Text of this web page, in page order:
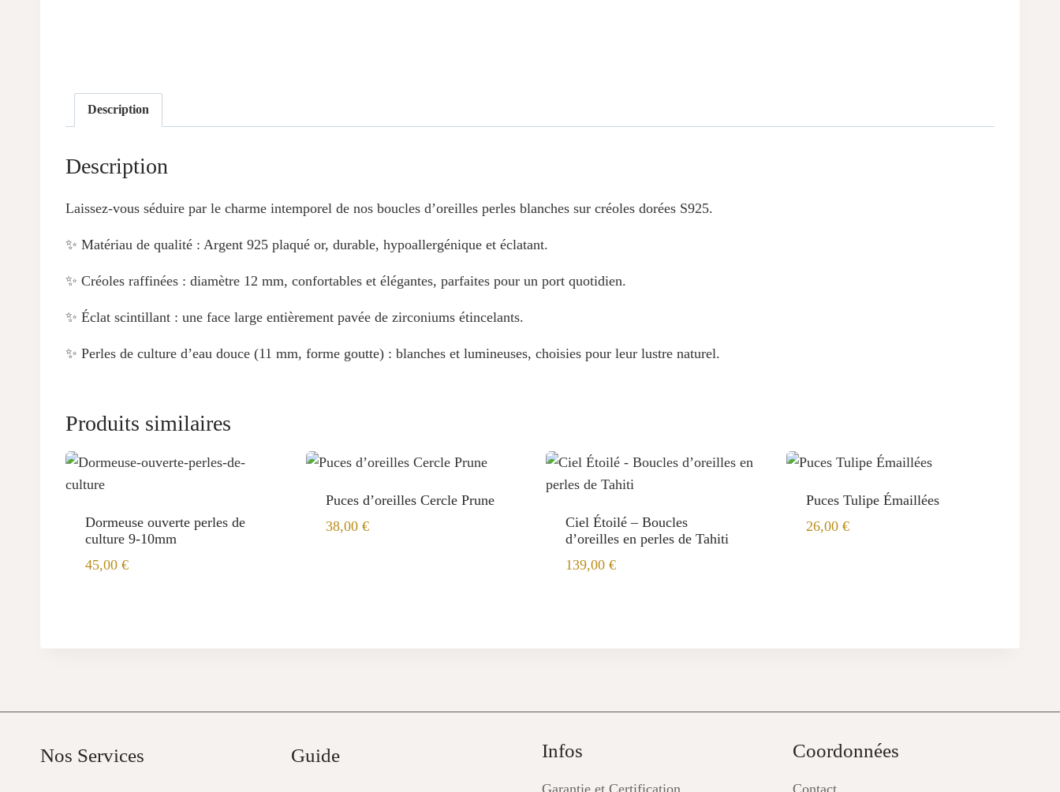
Description
Description
Laissez-vous séduire par le charme intemporel de nos boucles d’oreilles perles blanches sur créoles dorées S925.
✨ Matériau de qualité : Argent 925 plaqué or, durable, hypoallergénique et éclatant.
✨ Créoles raffinées : diamètre 12 mm, confortables et élégantes, parfaites pour un port quotidien.
✨ Éclat scintillant : une face large entièrement pavée de zirconiums étincelants.
✨ Perles de culture d’eau douce (11 mm, forme goutte) : blanches et lumineuses, choisies pour leur lustre naturel.
Produits similaires
Dormeuse ouverte perles de
culture 9-10mm
45,00 €
Puces d’oreilles Cercle Prune
38,00 €
Ciel Étoilé – Boucles
d’oreilles en perles de Tahiti
139,00 €
Puces Tulipe Émaillées
26,00 €
Nos Services Guide Infos Coordonnées